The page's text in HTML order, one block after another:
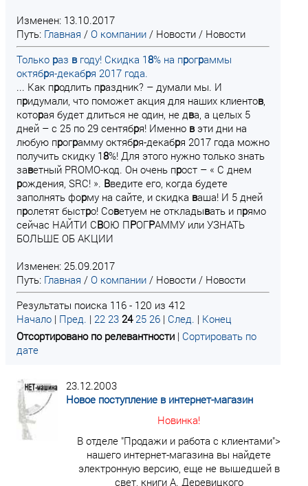
Изменен: 13.10.2017
Путь: Главная / О компании / Новости / Новости
Только раз вгоду! Скидка 18% на программы
октября-декабря 2017 года.
... Как продлить праздник? – думали мы. И
придумали, что поможет акция для наших клиентов,
которая будет длиться не один, не два, а целых 5
дней – с 25 по 29 сентября! Именно вэти дни на
любую программу октября-декабря 2017 года можно
получить скидку 18%! Для этого нужно только знать
заветный PROMO-код. Он очень прост – « С днем
рождения, SRC! ». Введите его, когда будете
заполнять форму на сайте, и скидка ваша! И 5 дней
пролетят быстро! Советуем не откладывать и прямо
сейчас НАЙТИ СВОЮ ПРОГРАММУ или УЗНАТЬ
БОЛЬШЕ ОБ АКЦИИ
Изменен: 25.09.2017
Путь: Главная / О компании / Новости / Новости
Результаты поиска 116 - 120 из 412
Начало | Пред. | 22 23 24 25 26 | След. | Конец
Отсортировано по релевантности | Сортировать по
дате
23.12.2003
Новое поступление в интернет-магазин
Новинка!
В отделе "Продажи и работа с клиентами">
нашего интернет-магазина вы найдете
электронную версию, еще не вышедшей в
свет, книги А. Деревицкого